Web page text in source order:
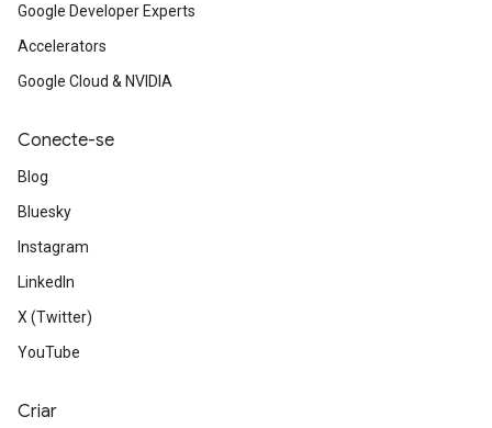
Google Developer Experts
Accelerators
Google Cloud & NVIDIA
Conecte-se
Blog
Bluesky
Instagram
LinkedIn
X (Twitter)
YouTube
Criar